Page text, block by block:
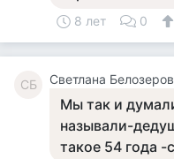
8 лет 0
СБ Светлана
Мы так и
называли-
такое 54 года -